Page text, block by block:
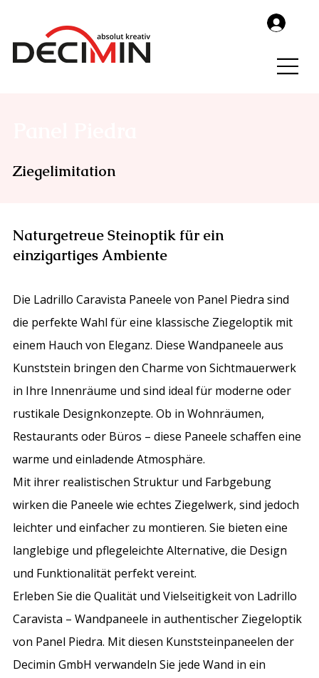
Ziegelimitation
Naturgetreue Steinoptik für ein
einzigartiges Ambiente
Die Ladrillo Caravista Paneele von Panel Piedra sind
die perfekte Wahl für eine klassische Ziegeloptik mit
einem Hauch von Eleganz. Diese Wandpaneele aus
Kunststein bringen den Charme von Sichtmauerwerk
in Ihre Innenräume und sind ideal für moderne oder
rustikale Designkonzepte. Ob in Wohnräumen,
Restaurants oder Büros – diese Paneele schaffen eine
warme und einladende Atmosphäre.
Mit ihrer realistischen Struktur und Farbgebung
wirken die Paneele wie echtes Ziegelwerk, sind jedoch
leichter und einfacher zu montieren. Sie bieten eine
langlebige und pflegeleichte Alternative, die Design
und Funktionalität perfekt vereint.
Erleben Sie die Qualität und Vielseitigkeit von Ladrillo
Caravista – Wandpaneele in authentischer Ziegeloptik
von Panel Piedra. Mit diesen Kunststeinpaneelen der
Decimin GmbH verwandeln Sie jede Wand in ein